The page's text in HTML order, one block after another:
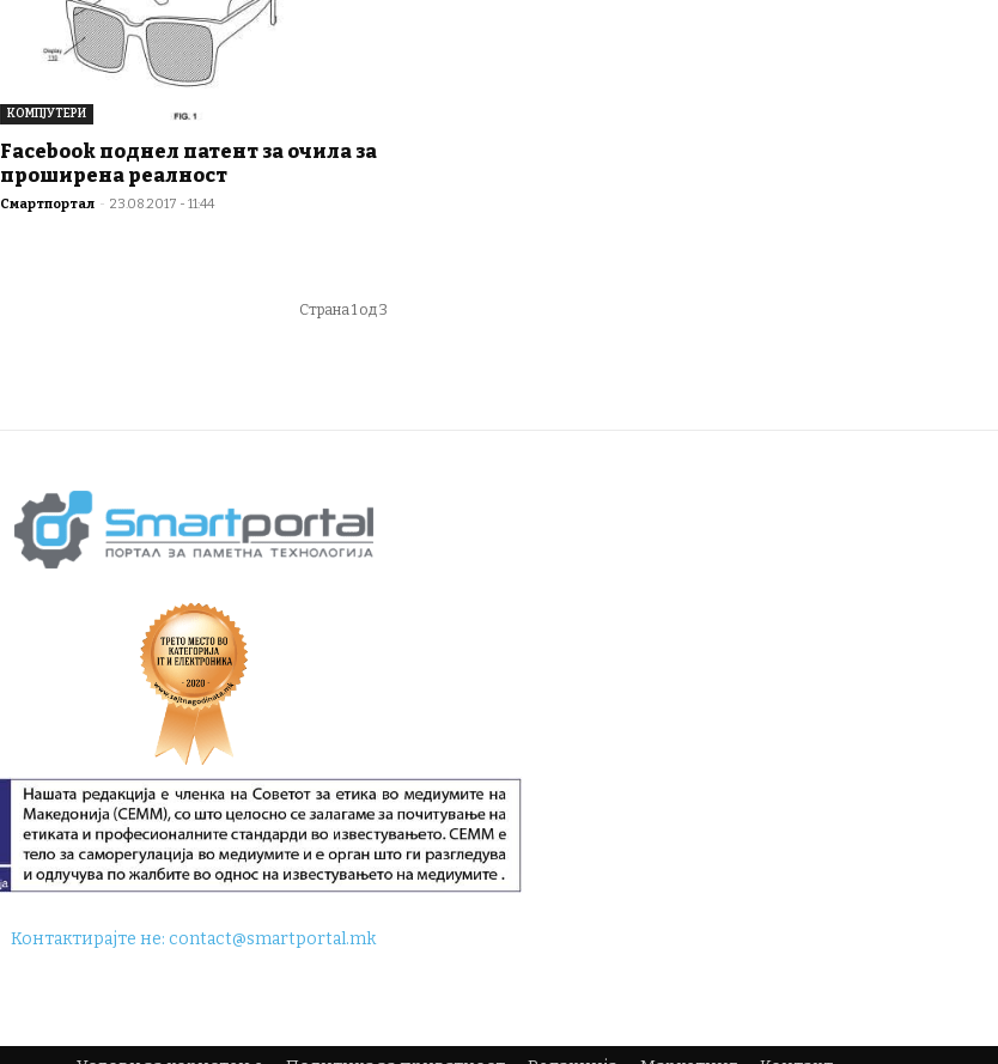
КОМПЈУТЕРИ
Facebook поднел патент за очила за
проширена реалност
Смартпортал - 23.08.2017 - 11:44
Страна 1 од 3
Контактирајте не:contact@smartportal.mk